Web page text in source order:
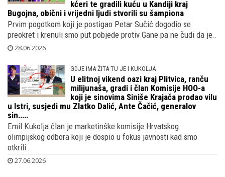
kćeri te gradili kuću u Kandiji kraj
Bugojna, obični i vrijedni ljudi stvorili su šampiona
Prvim pogotkom koji je postigao Petar Sučić dogodio se
preokret i krenuli smo put pobjede protiv Gane pa ne čudi da je..
28.06.2026
GDJE IMA ŽITA TU JE I KUKOLJA
U elitnoj vikend oazi kraj Plitvica, ranču
milijunaša, gradi i član Komisije HOO-a
koji je sinovima Siniše Krajača prodao vilu
u Istri, susjedi mu Zlatko Dalić, Ante Čačić, generalov
sin.....
Emil Kukolja član je marketinške komisije Hrvatskog
olimpijskog odbora koji je dospio u fokus javnosti kad smo
otkrili..
27.06.2026